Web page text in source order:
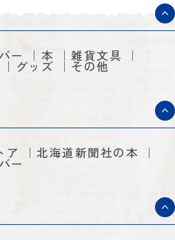
ー 本 雑貨文具
グッズ その他
ア 北海道新聞社の本
ー